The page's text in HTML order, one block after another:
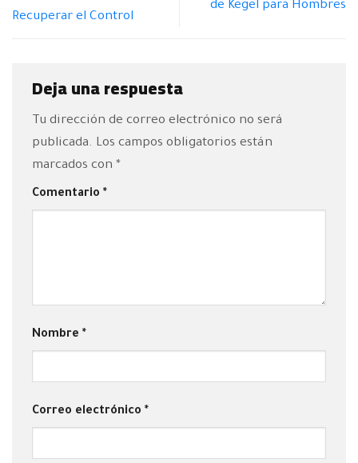
Recuperar el Control
de Kegel para Hombres
Deja una respuesta
Tu dirección de correo electrónico no será
publicada. Los campos obligatorios están
marcados con *
Comentario *
Nombre *
Correo electrónico *